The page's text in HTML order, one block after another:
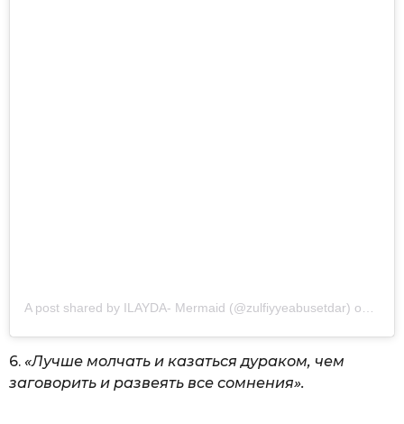
A post shared by ILAYDA- Mermaid (@zulfiyyeabusetdar) on
6. «Лучше молчать и казаться дураком, чем
заговорить и развеять все сомнения».